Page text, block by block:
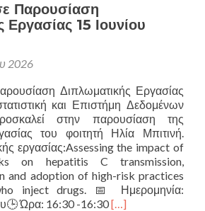
20
Ιουλίου
Παρουσίαση
Εργασίας 15 Ιουνίου
2026
Διπλωματικής Εργασίας
και Επιστήμη Δεδομένων
στην παρουσίαση της
του φοιτητή Ηλία Μπιτινή.
εργασίας:Assessing the impact of
on hepatitis C transmission,
and adoption of high-risk practices
inject drugs. 📅 Ημερομηνία:
Ώρα: 16:30 -16:30Read
[…]